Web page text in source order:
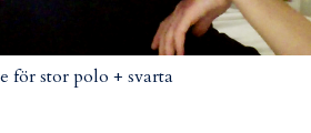
för stor polo + svarta